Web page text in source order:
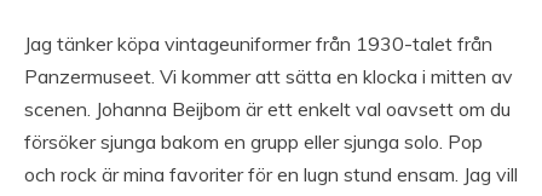
Jag tänker köpa vintageuniformer från 1930-talet från
Panzermuseet. Vi kommer att sätta en klocka i mitten av
scenen. Johanna Beijbom är ett enkelt val oavsett om du
försöker sjunga bakom en grupp eller sjunga solo. Pop
och rock är mina favoriter för en lugn stund ensam. Jag vill